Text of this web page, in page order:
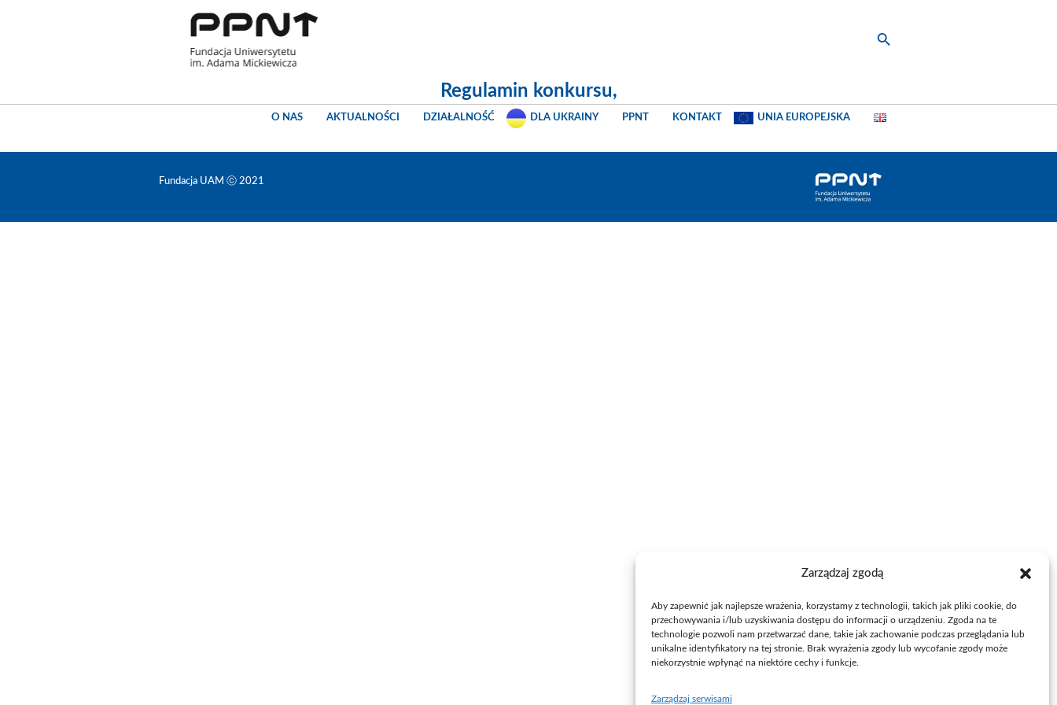
Zarządzaj zgodą
Aby zapewnić jak najlepsze wrażenia, korzystamy z technologii, takich jak pliki cookie, do
przechowywania i/lub uzyskiwania dostępu do informacji o urządzeniu. Zgoda na te
technologie pozwoli nam przetwarzać dane, takie jak zachowanie podczas przeglądania lub
unikalne identyfikatory na tej stronie. Brak wyrażenia zgody lub wycofanie zgody może
niekorzystnie wpłynąć na niektóre cechy i funkcje.
Zarządzaj serwisami
O NAS AKTUALNOŚCI DZIAŁALNOŚĆ DLA UKRAINY PPNT KONTAKT UNIA EUROPEJSKA
Regulamin konkursu,
Fundacja UAM ⓒ 2021